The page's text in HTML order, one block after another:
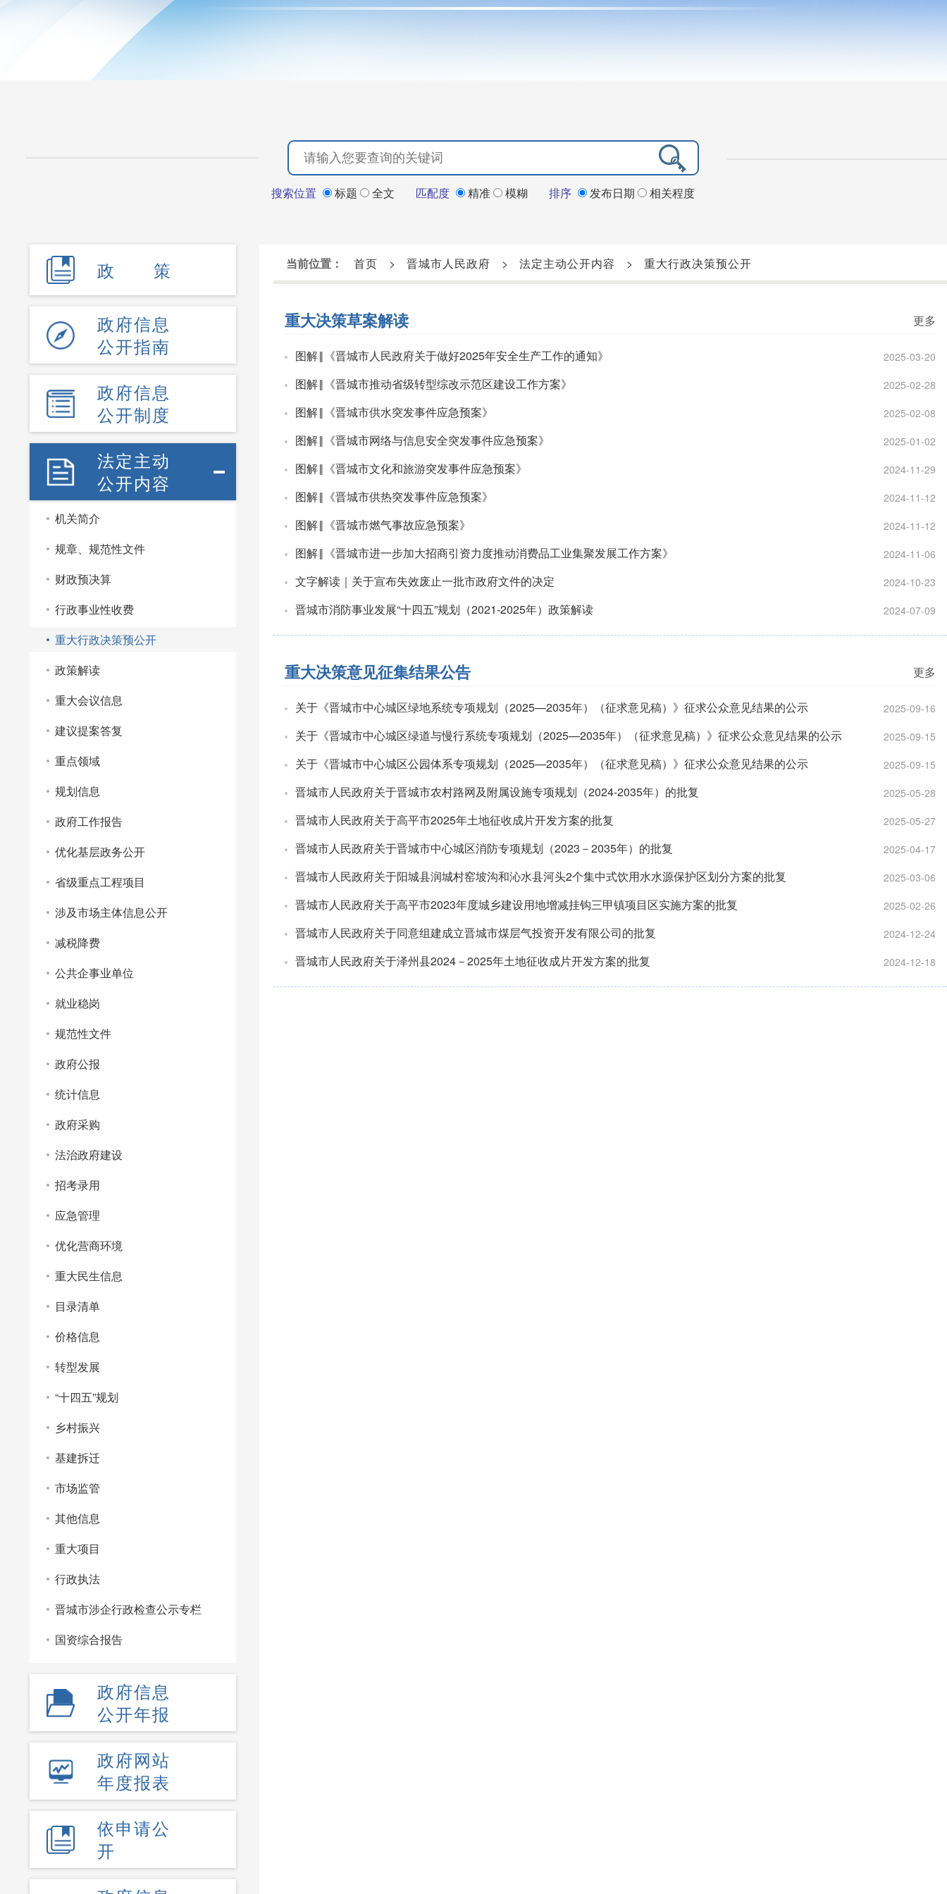
搜索位置 标题 全文 匹配度 精准 模糊 排序 发布日期 相关程度
政 策
政府信息
公开指南
政府信息
公开制度
法定主动
公开内容
机关简介
规章、规范性文件
财政预决算
行政事业性收费
重大行政决策预公开
政策解读
重大会议信息
建议提案答复
重点领域
规划信息
政府工作报告
优化基层政务公开
省级重点工程项目
涉及市场主体信息公开
减税降费
公共企事业单位
就业稳岗
规范性文件
政府公报
统计信息
政府采购
法治政府建设
招考录用
应急管理
优化营商环境
重大民生信息
目录清单
价格信息
转型发展
“十四五”规划
乡村振兴
基建拆迁
市场监管
其他信息
重大项目
行政执法
晋城市涉企行政检查公示专栏
国资综合报告
政府信息
公开年报
政府网站
年度报表
依申请公
开
当前位置： 首页 > 晋城市人民政府 > 法定主动公开内容 > 重大行政决策预公开
重大决策草案解读 更多
图解‖《晋城市人民政府关于做好2025年安全生产工作的通知》 2025-03-20
图解‖《晋城市推动省级转型综改示范区建设工作方案》 2025-02-28
图解‖《晋城市供水突发事件应急预案》 2025-02-08
图解‖《晋城市网络与信息安全突发事件应急预案》 2025-01-02
图解‖《晋城市文化和旅游突发事件应急预案》 2024-11-29
图解‖《晋城市供热突发事件应急预案》 2024-11-12
图解‖《晋城市燃气事故应急预案》 2024-11-12
图解‖《晋城市进一步加大招商引资力度推动消费品工业集聚发展工作方案》 2024-11-06
文字解读｜关于宣布失效废止一批市政府文件的决定 2024-10-23
晋城市消防事业发展“十四五”规划（2021-2025年）政策解读 2024-07-09
重大决策意见征集结果公告 更多
关于《晋城市中心城区绿地系统专项规划（2025—2035年）（征求意见稿）》征求公众意见结果的公示 2025-09-16
关于《晋城市中心城区绿道与慢行系统专项规划（2025—2035年）（征求意见稿）》征求公众意见结果的公示 2025-09-15
关于《晋城市中心城区公园体系专项规划（2025—2035年）（征求意见稿）》征求公众意见结果的公示 2025-09-15
晋城市人民政府关于晋城市农村路网及附属设施专项规划（2024-2035年）的批复 2025-05-28
晋城市人民政府关于高平市2025年土地征收成片开发方案的批复 2025-05-27
晋城市人民政府关于晋城市中心城区消防专项规划（2023－2035年）的批复 2025-04-17
晋城市人民政府关于阳城县润城村窑坡沟和沁水县河头2个集中式饮用水水源保护区划分方案的批复 2025-03-06
晋城市人民政府关于高平市2023年度城乡建设用地增减挂钩三甲镇项目区实施方案的批复 2025-02-26
晋城市人民政府关于同意组建成立晋城市煤层气投资开发有限公司的批复 2024-12-24
晋城市人民政府关于泽州县2024－2025年土地征收成片开发方案的批复 2024-12-18